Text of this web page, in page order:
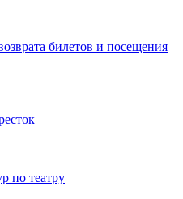
билетов и посещения
по театру